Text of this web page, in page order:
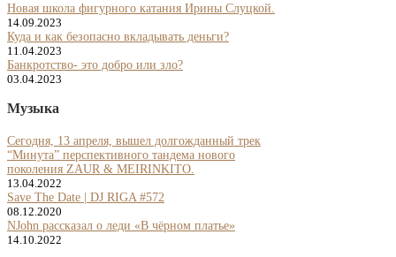
Новая школа фигурного катания Ирины Слуцкой.
14.09.2023
Куда и как безопасно вкладывать деньги?
11.04.2023
Банкротство- это добро или зло?
03.04.2023
Музыка
Сегодня, 13 апреля, вышел долгожданный трек
“Минута” перспективного тандема нового
поколения ZAUR & MEIRINKITO.
13.04.2022
Save The Date | DJ RIGA #572
08.12.2020
NJohn рассказал о леди «В чёрном платье»
14.10.2022